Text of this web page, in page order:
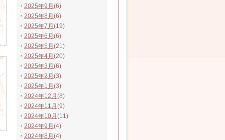
・ 2025年9月(6)
・ 2025年8月(6)
・ 2025年7月(19)
・ 2025年6月(6)
・ 2025年5月(21)
・ 2025年4月(20)
・ 2025年3月(6)
・ 2025年2月(3)
・ 2025年1月(3)
・ 2024年12月(8)
・ 2024年11月(9)
・ 2024年10月(11)
・ 2024年9月(4)
・ 2024年8月(4)